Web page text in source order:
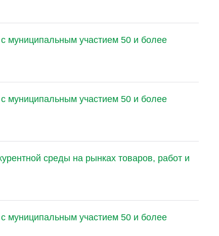
муниципальным участием 50 и более
муниципальным участием 50 и более
среды на рынках товаров, работ и
муниципальным участием 50 и более